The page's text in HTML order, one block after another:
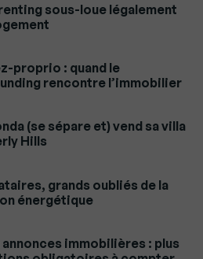
sous-loue légalement
proprio : quand le
rencontre l’immobilier
(se sépare et) vend sa villa
Hills
grands oubliés de la
énergétique
immobilières : plus